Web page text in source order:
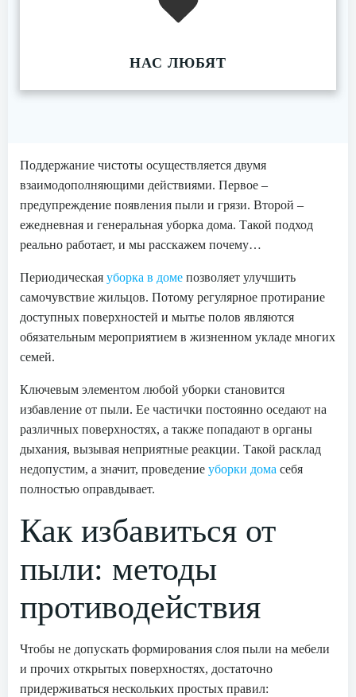
НАС ЛЮБЯТ
Поддержание чистоты осуществляется двумя
взаимодополняющими действиями. Первое –
предупреждение появления пыли и грязи. Второй –
ежедневная и генеральная уборка дома. Такой подход
реально работает, и мы расскажем почему…
Периодическая уборка в доме позволяет улучшить
самочувствие жильцов. Потому регулярное протирание
доступных поверхностей и мытье полов являются
обязательным мероприятием в жизненном укладе многих
семей.
Ключевым элементом любой уборки становится
избавление от пыли. Ее частички постоянно оседают на
различных поверхностях, а также попадают в органы
дыхания, вызывая неприятные реакции. Такой расклад
недопустим, а значит, проведение уборки дома себя
полностью оправдывает.
Как избавиться от
пыли: методы
противодействия
Чтобы не допускать формирования слоя пыли на мебели
и прочих открытых поверхностях, достаточно
придерживаться нескольких простых правил: